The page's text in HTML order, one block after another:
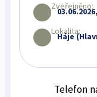
Zveřejněno:
Lokalita:
Háje
Telefon